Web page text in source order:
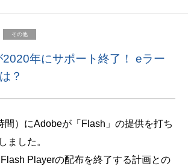
その他
2020年にサポート終了！ eラー
？
間）にAdobeが「Flash」の提供を打ち
ました。
Playerの配布を終了する計画との